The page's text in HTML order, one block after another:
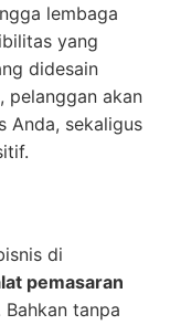
lembaga
yang
didesain
pelanggan akan
Anda, sekaligus
di
pemasaran
tanpa